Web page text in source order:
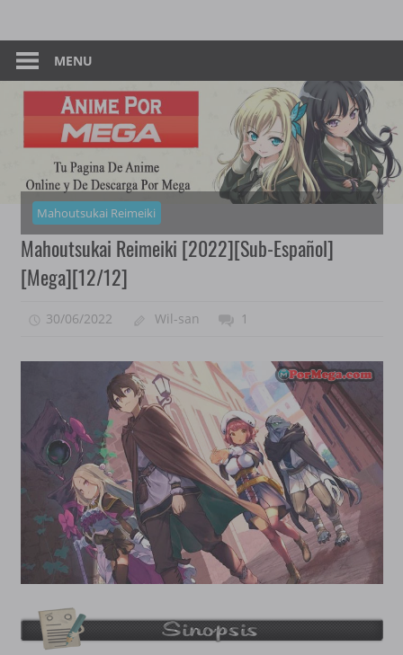
content
Anime
–
Por
Mega
Pagina
De
Descarga
Mega
MENU
Mahoutsukai Reimeiki
Mahoutsukai Reimeiki [2022][Sub-Español]
[Mega][12/12]
30/06/2022 Wil-san 1